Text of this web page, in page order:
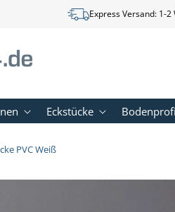
Express Versand: 1-
Eckstücke
PVC Weiß